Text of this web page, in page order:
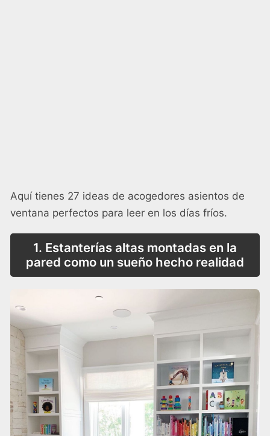
Aquí tienes 27 ideas de acogedores asientos de
ventana perfectos para leer en los días fríos.
1. Estanterías altas montadas en la
pared como un sueño hecho realidad